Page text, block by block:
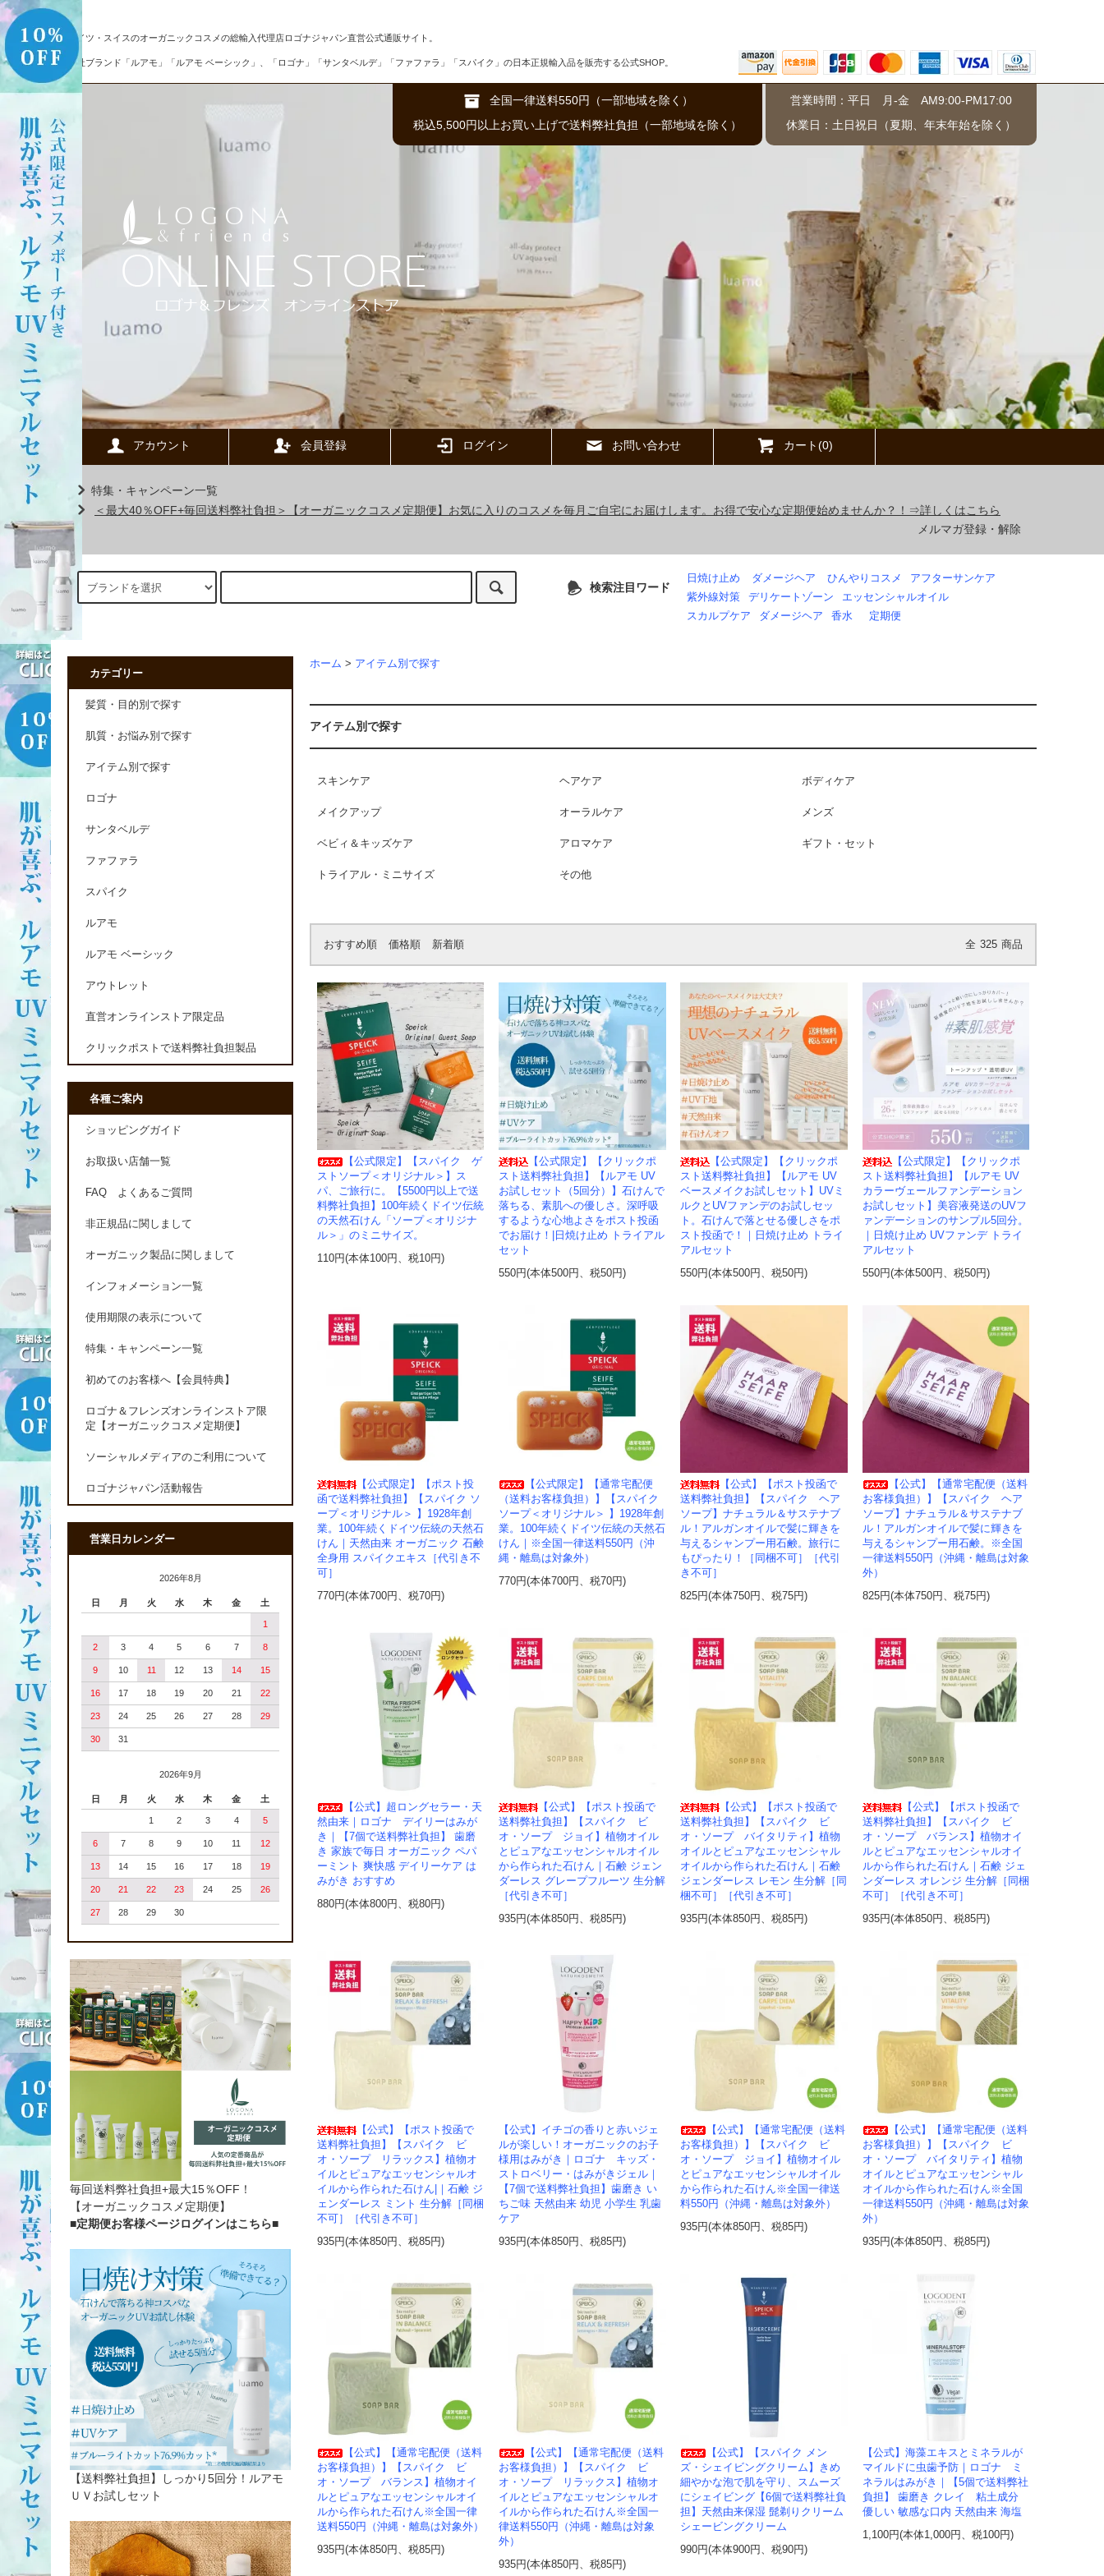
ドイツ・スイスのオーガニックコスメの総輸入代理店ロゴナジャパン直営公式通販サイト。
自社ブランド「ルアモ」「ルアモ ベーシック」、「ロゴナ」「サンタベルデ」「ファファラ」「スパイク」の日本正規輸入品を販売する公式SHOP。
全国一律送料550円（一部地域を除く）
税込5,500円以上お買い上げで送料弊社負担（一部地域を除く）
営業時間：平日 月-金 AM9:00-PM17:00
休業日：土日祝日（夏期、年末年始を除く）
アカウント 会員登録 ログイン お問い合わせ カート(0)
特集・キャンペーン一覧
＜最大40％OFF+毎回送料弊社負担＞【オーガニックコスメ定期便】お気に入りのコスメを毎月ご自宅にお届けします。お得で安心な定期便始めませんか？！⇒詳しくはこちら
メルマガ登録・解除
検索注目ワード
日焼け止め ダメージヘア ひんやりコスメ
アフターサンケア
紫外線対策
デリケートゾーン
エッセンシャルオイル
スカルプケア
ダメージヘア 香水 定期便
ホーム > アイテム別で探す
アイテム別で探す
スキンケア ヘアケア ボディケア
メイクアップ オーラルケア メンズ
ベビィ＆キッズケア アロマケア ギフト・セット
トライアル・ミニサイズ その他
おすすめ順 価格順 新着順 全 325 商品
【公式限定】【スパイク ゲ
ストソープ＜オリジナル＞】ス
パ、ご旅行に。【5500円以上で送
料弊社負担】100年続くドイツ伝統
の天然石けん「ソープ＜オリジナ
ル＞」のミニサイズ。
110円(本体100円、税10円)
【公式限定】【クリックポ
スト送料弊社負担】【ルアモ UV
お試しセット（5回分）】石けんで
落ちる、素肌への優しさ。深呼吸
するような心地よさをポスト投函
でお届け！|日焼け止め トライアル
セット
550円(本体500円、税50円)
【公式限定】【クリックポ
スト送料弊社負担】【ルアモ UV
ベースメイクお試しセット】UVミ
ルクとUVファンデのお試しセッ
ト。石けんで落とせる優しさをポ
スト投函で！｜日焼け止め トライ
アルセット
550円(本体500円、税50円)
【公式限定】【クリックポ
スト送料弊社負担】【ルアモ UV
カラーヴェールファンデーション
お試しセット】美容液発送のUVフ
ァンデーションのサンプル5回分。
｜日焼け止め UVファンデ トライ
アルセット
550円(本体500円、税50円)
【公式限定】【ポスト投
函で送料弊社負担】【スパイク ソ
ープ＜オリジナル＞ 】1928年創
業。100年続くドイツ伝統の天然石
けん｜天然由来 オーガニック 石鹸
全身用 スパイクエキス［代引き不
可］
770円(本体700円、税70円)
【公式限定】【通常宅配便
（送料お客様負担）】【スパイク
ソープ＜オリジナル＞ 】1928年創
業。100年続くドイツ伝統の天然石
けん｜※全国一律送料550円（沖
縄・離島は対象外）
770円(本体700円、税70円)
【公式】【ポスト投函で
送料弊社負担】【スパイク ヘア
ソープ】ナチュラル＆サステナブ
ル！アルガンオイルで髪に輝きを
与えるシャンプー用石鹸。旅行に
もぴったり！［同梱不可］［代引
き不可］
825円(本体750円、税75円)
【公式】【通常宅配便（送料
お客様負担）】【スパイク ヘア
ソープ】ナチュラル＆サステナブ
ル！アルガンオイルで髪に輝きを
与えるシャンプー用石鹸。※全国
一律送料550円（沖縄・離島は対象
外）
825円(本体750円、税75円)
【公式】超ロングセラー・天
然由来｜ロゴナ デイリーはみが
き｜【7個で送料弊社負担】 歯磨
き 家族で毎日 オーガニック ペパ
ーミント 爽快感 デイリーケア は
みがき おすすめ
880円(本体800円、税80円)
【公式】【ポスト投函で
送料弊社負担】【スパイク ビ
オ・ソープ ジョイ】植物オイル
とピュアなエッセンシャルオイル
から作られた石けん｜石鹸 ジェン
ダーレス グレープフルーツ 生分解
［代引き不可］
935円(本体850円、税85円)
【公式】【ポスト投函で
送料弊社負担】【スパイク ビ
オ・ソープ バイタリティ】植物
オイルとピュアなエッセンシャル
オイルから作られた石けん｜石鹸
ジェンダーレス レモン 生分解［同
梱不可］［代引き不可］
935円(本体850円、税85円)
【公式】【ポスト投函で
送料弊社負担】【スパイク ビ
オ・ソープ バランス】植物オイ
ルとピュアなエッセンシャルオイ
ルから作られた石けん｜石鹸 ジェ
ンダーレス オレンジ 生分解［同梱
不可］［代引き不可］
935円(本体850円、税85円)
【公式】【ポスト投函で
送料弊社負担】【スパイク ビ
オ・ソープ リラックス】植物オ
イルとピュアなエッセンシャルオ
イルから作られた石けん|｜石鹸 ジ
ェンダーレス ミント 生分解［同梱
不可］［代引き不可］
935円(本体850円、税85円)
【公式】イチゴの香りと赤いジェ
ルが楽しい！オーガニックのお子
様用はみがき｜ロゴナ キッズ・
ストロベリー・はみがきジェル｜
【7個で送料弊社負担】歯磨き い
ちご味 天然由来 幼児 小学生 乳歯
ケア
935円(本体850円、税85円)
【公式】【通常宅配便（送料
お客様負担）】【スパイク ビ
オ・ソープ ジョイ】植物オイル
とピュアなエッセンシャルオイル
から作られた石けん※全国一律送
料550円（沖縄・離島は対象外）
935円(本体850円、税85円)
【公式】【通常宅配便（送料
お客様負担）】【スパイク ビ
オ・ソープ バイタリティ】植物
オイルとピュアなエッセンシャル
オイルから作られた石けん※全国
一律送料550円（沖縄・離島は対象
外）
935円(本体850円、税85円)
【公式】【通常宅配便（送料
お客様負担）】【スパイク ビ
オ・ソープ バランス】植物オイ
ルとピュアなエッセンシャルオイ
ルから作られた石けん※全国一律
送料550円（沖縄・離島は対象外）
935円(本体850円、税85円)
【公式】【通常宅配便（送料
お客様負担）】【スパイク ビ
オ・ソープ リラックス】植物オ
イルとピュアなエッセンシャルオ
イルから作られた石けん※全国一
律送料550円（沖縄・離島は対象
外）
935円(本体850円、税85円)
【公式】【スパイク メン
ズ・シェイビングクリーム】きめ
細やかな泡で肌を守り、スムーズ
にシェイビング【6個で送料弊社負
担】天然由来保湿 髭剃りクリーム
シェービングクリーム
990円(本体900円、税90円)
【公式】海藻エキスとミネラルが
マイルドに虫歯予防｜ロゴナ ミ
ネラルはみがき｜【5個で送料弊社
負担】 歯磨き クレイ 粘土成分
優しい 敏感な口内 天然由来 海塩
1,100円(本体1,000円、税100円)
カテゴリー
髪質・目的別で探す
肌質・お悩み別で探す
アイテム別で探す
ロゴナ
サンタベルデ
ファファラ
スパイク
ルアモ
ルアモ ベーシック
アウトレット
直営オンラインストア限定品
クリックポストで送料弊社負担製品
各種ご案内
ショッピングガイド
お取扱い店舗一覧
FAQ よくあるご質問
非正規品に関しまして
オーガニック製品に関しまして
インフォメーション一覧
使用期限の表示について
特集・キャンペーン一覧
初めてのお客様へ【会員特典】
ロゴナ＆フレンズオンラインストア限
定【オーガニックコスメ定期便】
ソーシャルメディアのご利用について
ロゴナジャパン活動報告
営業日カレンダー
2026年8月
日 月 火 水 木 金 土
1
2 3 4 5 6 7 8
9 10 11 12 13 14 15
16 17 18 19 20 21 22
23 24 25 26 27 28 29
30 31
2026年9月
日 月 火 水 木 金 土
1 2 3 4 5
6 7 8 9 10 11 12
13 14 15 16 17 18 19
20 21 22 23 24 25 26
27 28 29 30
毎回送料弊社負担+最大15％OFF！
【オーガニックコスメ定期便】
■定期便お客様ページログインはこちら■
【送料弊社負担】しっかり5回分！ルアモ
ＵＶお試しセット